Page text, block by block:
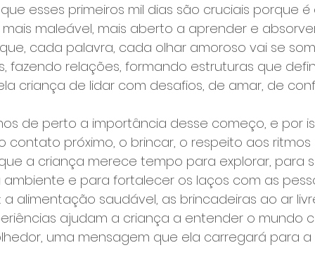
esses primeiros mil dias são cruciais porque
maleável, mais aberto a aprender e
cada palavra, cada olhar amoroso vai se
fazendo relações, formando estruturas que
criança de lidar com desafios, de amar, de
de perto a importância desse começo, e por
contato próximo, o brincar, o respeito aos
a criança merece tempo para explorar, para
e para fortalecer os laços com as
alimentação saudável, as brincadeiras ao ar
ajudam a criança a entender o mundo
uma mensagem que ela carregará para a